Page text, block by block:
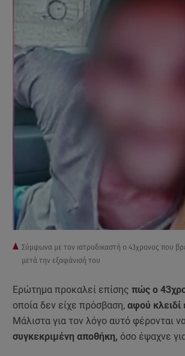
Σύμφωνα με τον ιατροδικαστή ο 43χρονος που
μετά την εξαφάνισή του
Ερώτημα προκαλεί επίσης πώς ο
οποία δεν είχε πρόσβαση, αφού κλειδί
Μάλιστα για τον λόγο αυτό φέρονται
συγκεκριμένη αποθήκη, όσο έψαχνε